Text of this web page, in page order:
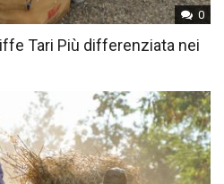
0
Tari Più differenziata nei